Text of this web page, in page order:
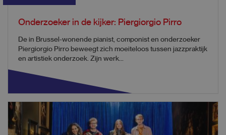
Onderzoeker in de kijker: Piergiorgio Pirro
De in Brussel-wonende pianist, componist en onderzoeker
Piergiorgio Pirro beweegt zich moeiteloos tussen jazzpraktijk
en artistiek onderzoek. Zijn werk...